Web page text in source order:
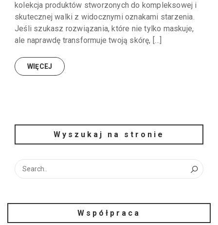
kolekcja produktów stworzonych do kompleksowej i
skutecznej walki z widocznymi oznakami starzenia.
Jeśli szukasz rozwiązania, które nie tylko maskuje,
ale naprawdę transformuje twoją skórę, […]
WIĘCEJ
Wyszukaj na stronie
Współpraca